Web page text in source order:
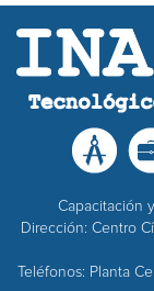
Capacitación
Dirección: Centro
Teléfonos: Planta